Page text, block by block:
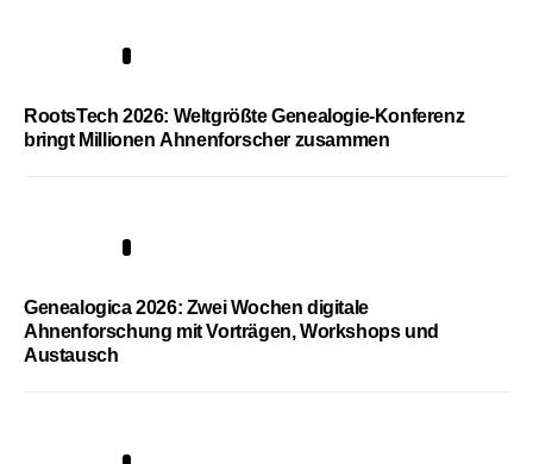
RootsTech 2026: Weltgrößte Genealogie-Konferenz
bringt Millionen Ahnenforscher zusammen
Genealogica 2026: Zwei Wochen digitale
Ahnenforschung mit Vorträgen, Workshops und
Austausch